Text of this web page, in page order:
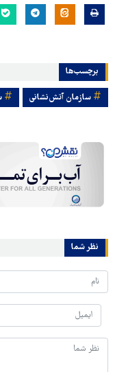
برچسب‌ها
سازمان آتش‌نشانی
نظر شما